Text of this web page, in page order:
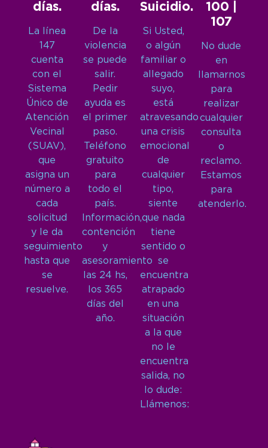
días.
La línea
147
cuenta
con el
Sistema
Único de
Atención
Vecinal
(SUAV),
que
asigna un
número a
cada
solicitud
y le da
seguimiento
hasta que
se
resuelve.
días.
De la
violencia
se puede
salir.
Pedir
ayuda es
el primer
paso.
Teléfono
gratuito
para
todo el
país.
Información,
contención
y
asesoramiento
las 24 hs,
los 365
días del
año.
Suicidio.
Si Usted,
o algún
familiar o
allegado
suyo,
está
atravesando
una crisis
emocional
de
cualquier
tipo,
siente
que nada
tiene
sentido o
se
encuentra
atrapado
en una
situación
a la que
no le
encuentra
salida, no
lo dude:
Llámenos:
100 |
107
No dude
en
llamarnos
para
realizar
cualquier
consulta
o
reclamo.
Estamos
para
atenderlo.